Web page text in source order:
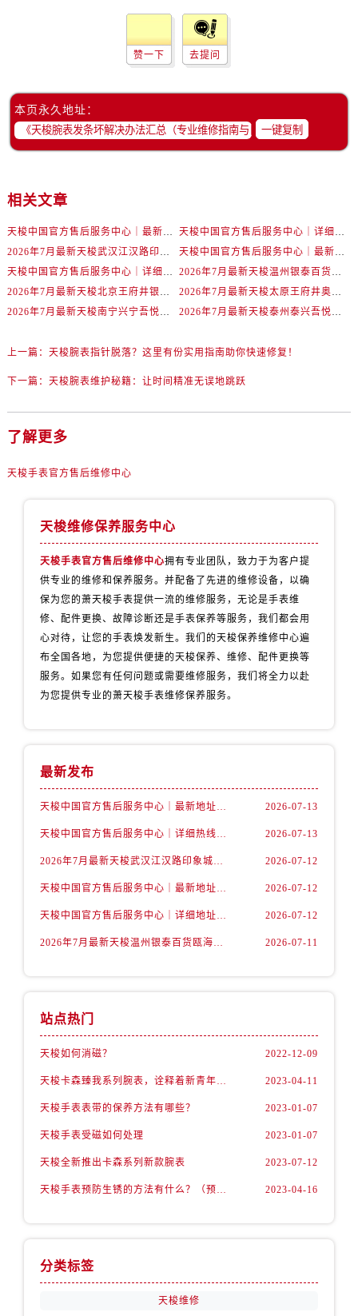
内蒙古自治区通辽市科尔沁区明仁大街售后服务中心（需提前预约）
山西省晋城市城区黄华街售后服务中心（需提前预约）
山西省晋中市榆次区顺城街售后服务中心（需提前预约）
山西省临汾市尧都区解放路售后服务中心（需提前预约）
山西省吕梁市离石区永宁中路与建设街交叉口售后服务中心（需提前预约）
山西省朔州市朔城区怡西路与鄯阳西街交汇处售后服务中心（需提前预约）
安徽省蚌埠市蚌山区淮河路售后服务中心（需提前预约）
安徽省铜陵市铜官区石城大道售后服务中心（需提前预约）
江苏省常州市新北区龙锦路1590号现代传媒中心5号楼10层1008室售后服务中心（需提前预约）
江苏省连云港市海州区通灌北路售后服务中心（需提前预约）
江苏省泰州市海陵区永定东路399号置地商务中心东塔（华润万象城）17层1706室售后服务中心（需提前预约）
江苏省盐城市盐都区世纪大道5号盐城金融城写字楼1号楼16层1604室售后服务中心（需提前预约）
江西省景德镇市珠山区珠山中路售后服务中心（需提前预约）
江西省南昌市红谷滩新区红谷中大道998号绿地双子塔（中央广场）A1座办公楼14层1407室售后服务中心（需提前预约）
赞一下 去提问
本页永久地址：
一键复制
相关文章
天梭中国官方售后服务中心｜最新地址与24小时服务电话权威信息通告（2026年7月最新）
天梭中国官方售后服务中心｜详细热线电话及全部网点地址权威信息通知（2026年7月最新）
2026年7月最新天梭武汉江汉路印象城维修保养服务电话
天梭中国官方售后服务中心｜最新地址及官方客服热线权威信息通告（2026年7月最新）
天梭中国官方售后服务中心｜详细地址与售后热线权威信息通知（2026年7月最新）
2026年7月最新天梭温州银泰百货瓯海店维修保养服务电话
2026年7月最新天梭北京王府井银泰in88维修保养服务电话
2026年7月最新天梭太原王府井奥莱·晋阳里维修保养服务电话
2026年7月最新天梭南宁兴宁吾悦广场维修保养服务电话
2026年7月最新天梭泰州泰兴吾悦广场维修保养服务电话
上一篇： 天梭腕表指针脱落？这里有份实用指南助你快速修复！
下一篇： 天梭腕表维护秘籍：让时间精准无误地跳跃
了解更多
天梭手表官方售后维修中心
天梭维修保养服务中心
天梭手表官方售后维修中心拥有专业团队，致力于为客户提
供专业的维修和保养服务。并配备了先进的维修设备，以确
保为您的萧天梭手表提供一流的维修服务，无论是手表维
修、配件更换、故障诊断还是手表保养等服务，我们都会用
心对待，让您的手表焕发新生。我们的天梭保养维修中心遍
布全国各地，为您提供便捷的天梭保养、维修、配件更换等
服务。如果您有任何问题或需要维修服务，我们将全力以赴
为您提供专业的萧天梭手表维修保养服务。
最新发布
天梭中国官方售后服务中心｜最新地址与24小时服务电话权威信息通告（2026年7月最新） 2026-07-13
天梭中国官方售后服务中心｜详细热线电话及全部网点地址权威信息通知（2026年7月最新） 2026-07-13
2026年7月最新天梭武汉江汉路印象城维修保养服务电话 2026-07-12
天梭中国官方售后服务中心｜最新地址及官方客服热线权威信息通告（2026年7月最新） 2026-07-12
天梭中国官方售后服务中心｜详细地址与售后热线权威信息通知（2026年7月最新） 2026-07-12
2026年7月最新天梭温州银泰百货瓯海店维修保养服务电话 2026-07-11
站点热门
天梭如何消磁？ 2022-12-09
天梭卡森臻我系列腕表，诠释着新青年的生活态度 2023-04-11
天梭手表表带的保养方法有哪些？ 2023-01-07
天梭手表受磁如何处理 2023-01-07
天梭全新推出卡森系列新款腕表 2023-07-12
天梭手表预防生锈的方法有什么？（预防方法） 2023-04-16
分类标签
天梭维修